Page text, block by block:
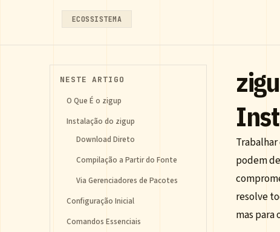
ECOSSISTEMA
NESTE ARTIGO
O Que É o zigup
Instalação do zigup
Download Direto
Compilação a Partir do Fonte
Via Gerenciadores de Pacotes
Configuração Inicial
Comandos Essenciais
podem
resolve
mas para